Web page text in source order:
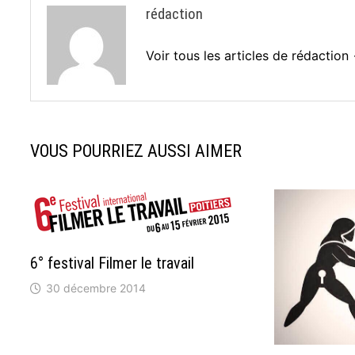
rédaction
Voir tous les articles de
VOUS POURRIEZ AUSSI AIMER
6° festival Filmer le travail
30 décembre 2014